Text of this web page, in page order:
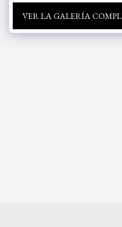
VER LA GALERÍA